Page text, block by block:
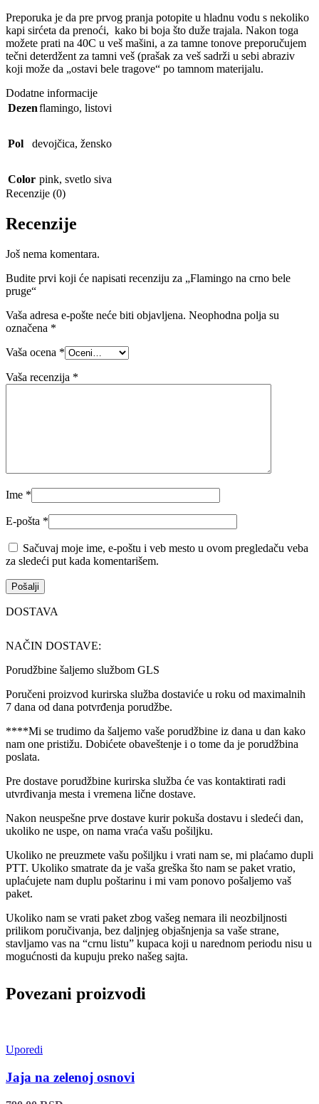
Preporuka je da pre prvog pranja potopite u hladnu vodu s nekoliko
kapi sirćeta da prenoći, kako bi boja što duže trajala. Nakon toga
možete prati na 40C u veš mašini, a za tamne tonove preporučujem
tečni deterdžent za tamni veš (prašak za veš sadrži u sebi abraziv
koji može da „ostavi bele tragove“ po tamnom materijalu.
Dodatne informacije
Dezenflamingo, listovi
Pol devojčica, žensko
Color pink, svetlo siva
Recenzije (0)
Recenzije
Još nema komentara.
Budite prvi koji će napisati recenziju za „Flamingo na crno bele
pruge“
Vaša adresa e-pošte neće biti objavljena. Neophodna polja su
označena *
Vaša ocena *
Vaša recenzija *
Ime *
E-pošta *
Sačuvaj moje ime, e-poštu i veb mesto u ovom pregledaču veba
za sledeći put kada komentarišem.
DOSTAVA
NAČIN DOSTAVE:
Porudžbine šaljemo službom GLS
Poručeni proizvod kurirska služba dostaviće u roku od maximalnih
7 dana od dana potvrđenja porudžbe.
****Mi se trudimo da šaljemo vaše porudžbine iz dana u dan kako
nam one pristižu. Dobićete obaveštenje i o tome da je porudžbina
poslata.
Pre dostave porudžbine kurirska služba će vas kontaktirati radi
utvrđivanja mesta i vremena lične dostave.
Nakon neuspešne prve dostave kurir pokuša dostavu i sledeći dan,
ukoliko ne uspe, on nama vraća vašu pošiljku.
Ukoliko ne preuzmete vašu pošiljku i vrati nam se, mi plaćamo dupli
PTT. Ukoliko smatrate da je vaša greška što nam se paket vratio,
uplaćujete nam duplu poštarinu i mi vam ponovo pošaljemo vaš
paket.
Ukoliko nam se vrati paket zbog vašeg nemara ili neozbiljnosti
prilikom poručivanja, bez daljnjeg objašnjenja sa vaše strane,
stavljamo vas na “crnu listu” kupaca koji u narednom periodu nisu u
mogućnosti da kupuju preko našeg sajta.
Povezani proizvodi
Uporedi
Jaja na zelenoj osnovi